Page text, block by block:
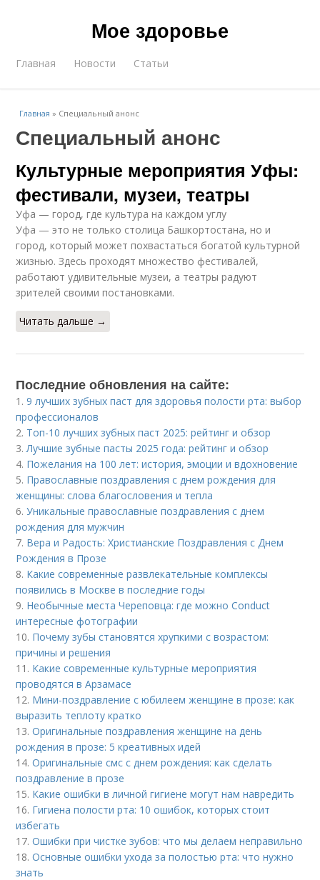
Мое здоровье
Главная Новости Статьи
Главная » Специальный анонс
Специальный анонс
Культурные мероприятия Уфы:
фестивали, музеи, театры
Уфа — город, где культура на каждом углу
Уфа — это не только столица Башкортостана, но и
город, который может похвастаться богатой культурной
жизнью. Здесь проходят множество фестивалей,
работают удивительные музеи, а театры радуют
зрителей своими постановками.
Читать дальше →
Последние обновления на сайте:
1.9 лучших зубных паст для здоровья полости рта: выбор
профессионалов
2. Топ-10 лучших зубных паст 2025: рейтинг и обзор
3.Лучшие зубные пасты 2025 года: рейтинг и обзор
4. Пожелания на 100 лет: история, эмоции и вдохновение
5. Православные поздравления с днем рождения для
женщины: слова благословения и тепла
6.Уникальные православные поздравления с днем
рождения для мужчин
7. Вера и Радость: Христианские Поздравления с Днем
Рождения в Прозе
8. Какие современные развлекательные комплексы
появились в Москве в последние годы
9. Необычные места Череповца: где можно Conduct
интересные фотографии
10. Почему зубы становятся хрупкими с возрастом:
причины и решения
11. Какие современные культурные мероприятия
проводятся в Арзамасе
12. Мини-поздравление с юбилеем женщине в прозе: как
выразить теплоту кратко
13.Оригинальные поздравления женщине на день
рождения в прозе: 5 креативных идей
14.Оригинальные смс с днем рождения: как сделать
поздравление в прозе
15. Какие ошибки в личной гигиене могут нам навредить
16. Гигиена полости рта: 10 ошибок, которых стоит
избегать
17.Ошибки при чистке зубов: что мы делаем неправильно
18.Основные ошибки ухода за полостью рта: что нужно
знать